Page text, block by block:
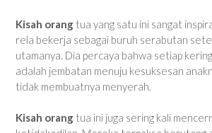
Kisah orang tua yang satu ini sangat
rela bekerja sebagai buruh serabutan
utamanya. Dia percaya bahwa setiap
adalah jembatan menuju kesuksesan
tidak membuatnya menyerah.
Kisah orang tua ini juga sering kali